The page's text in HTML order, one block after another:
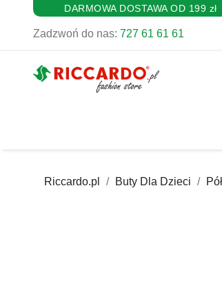
DARMOWA DOSTAWA OD 199 zł
Zadzwoń do nas: 727 61 61 61
Riccardo.pl Buty Dla Dzieci